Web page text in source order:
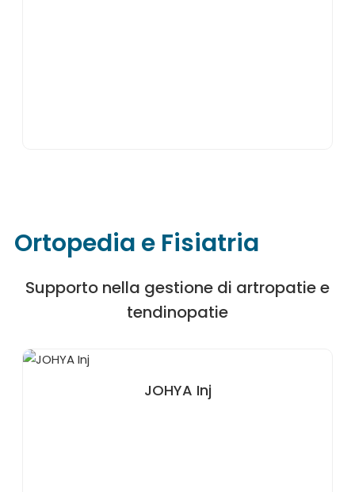
Ortopedia e Fisiatria
Supporto nella gestione di artropatie e
tendinopatie
JOHYA Inj